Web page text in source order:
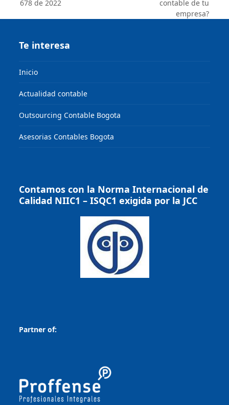
post:
678 de 2022
contable de tu
empresa?
Te interesa
Inicio
Actualidad contable
Outsourcing Contable Bogota
Asesorias Contables Bogota
Contamos con la Norma Internacional de
Calidad NIIC1 – ISQC1 exigida por la JCC
Partner of: